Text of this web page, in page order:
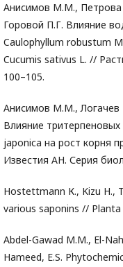
Анисимов М.М.,
Горовой П.Г. Влияние
Caulophyllum robustum
Cucumis sativus L. //
100–105.
Анисимов М.М., Логачев
Влияние
japonica на рост корня
Известия АН. Серия
Hostettmann К., Kizu H.,
various saponins // Planta
Abdel-Gawad M.M., El-
Hameed, E.S.